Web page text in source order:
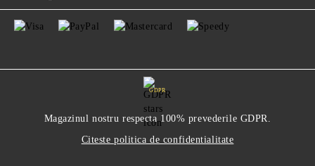
GDPR
Magazinul nostru respecta 100% prevederile GDPR.
Citeste politica de confidentialitate